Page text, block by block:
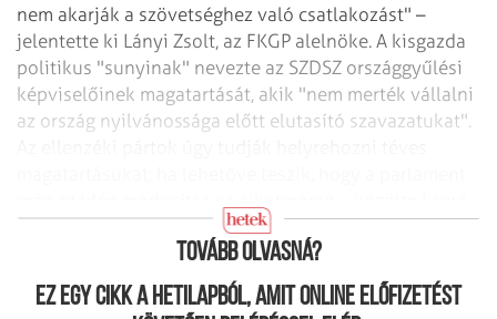
nem akarják a szövetséghez való csatlakozást" –
jelentette ki Lányi Zsolt, az FKGP alelnöke. A kisgazda
politikus "sunyinak" nevezte az SZDSZ országgyűlési
képviselőinek magatartását, akik "nem merték vállalni
az ország nyilvánossága előtt elutasító szavazatukat".
Zsolt.
Tovább olvasná?
Ez egy cikk a hetilapból, amit online előfizetést